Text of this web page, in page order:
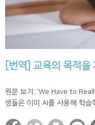
[번역] 교육의 목적을
원문 보기: ‘We Have to
생들은 이미 AI를 사용해 학습